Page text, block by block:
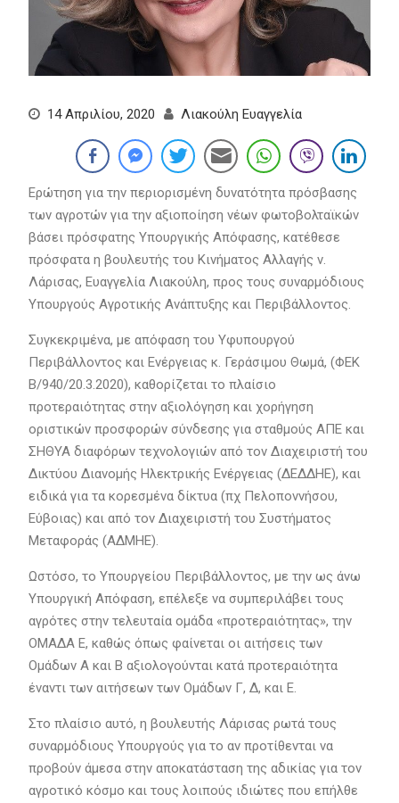
14 Απριλίου, 2020 Λιακούλη Ευαγγελία
Ερώτηση για την περιορισμένη δυνατότητα πρόσβασης
των αγροτών για την αξιοποίηση νέων φωτοβολταϊκών
βάσει πρόσφατης Υπουργικής Απόφασης, κατέθεσε
πρόσφατα η βουλευτής του Κινήματος Αλλαγής ν.
Λάρισας, Ευαγγελία Λιακούλη, προς τους συναρμόδιους
Υπουργούς Αγροτικής Ανάπτυξης και Περιβάλλοντος.
Συγκεκριμένα, με απόφαση του Υφυπουργού
Περιβάλλοντος και Ενέργειας κ. Γεράσιμου Θωμά, (ΦΕΚ
Β/940/20.3.2020), καθορίζεται το πλαίσιο
προτεραιότητας στην αξιολόγηση και χορήγηση
οριστικών προσφορών σύνδεσης για σταθμούς ΑΠΕ και
ΣΗΘΥΑ διαφόρων τεχνολογιών από τον Διαχειριστή του
Δικτύου Διανομής Ηλεκτρικής Ενέργειας (ΔΕΔΔΗΕ), και
ειδικά για τα κορεσμένα δίκτυα (πχ Πελοποννήσου,
Εύβοιας) και από τον Διαχειριστή του Συστήματος
Μεταφοράς (ΑΔΜΗΕ).
Ωστόσο, το Υπουργείου Περιβάλλοντος, με την ως άνω
Υπουργική Απόφαση, επέλεξε να συμπεριλάβει τους
αγρότες στην τελευταία ομάδα «προτεραιότητας», την
ΟΜΑΔΑ Ε, καθώς όπως φαίνεται οι αιτήσεις των
Ομάδων Α και Β αξιολογούνται κατά προτεραιότητα
έναντι των αιτήσεων των Ομάδων Γ, Δ, και Ε.
Στο πλαίσιο αυτό, η βουλευτής Λάρισας ρωτά τους
συναρμόδιους Υπουργούς για το αν προτίθενται να
προβούν άμεσα στην αποκατάσταση της αδικίας για τον
αγροτικό κόσμο και τους λοιπούς ιδιώτες που επήλθε